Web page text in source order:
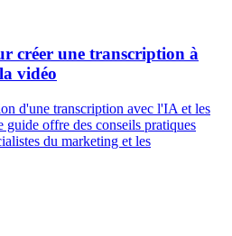
créer une transcription à
vidéo
d'une transcription avec l'IA et les
offre des conseils pratiques
du marketing et les